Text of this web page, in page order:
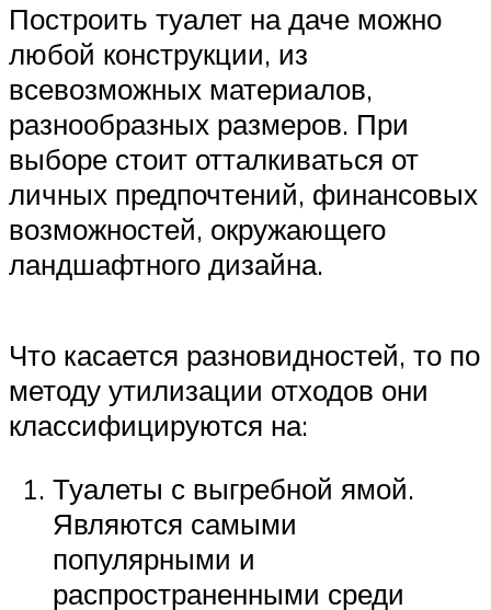
Построить туалет на даче можно
любой конструкции, из
всевозможных материалов,
разнообразных размеров. При
выборе стоит отталкиваться от
личных предпочтений, финансовых
возможностей, окружающего
ландшафтного дизайна.
Что касается разновидностей, то по
методу утилизации отходов они
классифицируются на:
Туалеты с выгребной ямой.
Являются самыми
популярными и
распространенными среди